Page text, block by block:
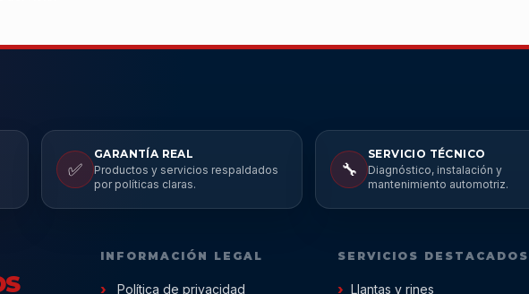
✅
GARANTÍA REAL
Productos y servicios respaldados
por políticas claras.
🔧
SERVICIO TÉCNICO
Diagnóstico, instalación y
mantenimiento automotriz.
INFORMACIÓN LEGAL
Política de privacidad
SERVICIOS DESTACADOS
Llantas y rines